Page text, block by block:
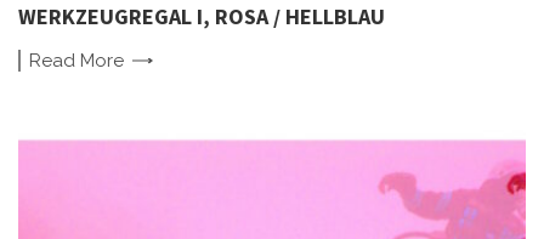
WERKZEUGREGAL I, ROSA / HELLBLAU
Read More